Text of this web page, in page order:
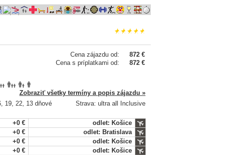
Cena zájazdu od:
872 €
Cena s príplatkami od:
872 €
Zobraziť všetky termíny a popis zájazdu »
19, 22, 13 dňové
Strava: ultra all Inclusive
+0 €
odlet: Košice
+0 €
odlet: Bratislava
+0 €
odlet: Košice
+0 €
odlet: Košice